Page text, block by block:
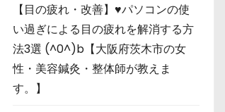
【目の疲れ・改善】♥パソコンの使
い過ぎによる目の疲れを解消する方
法3選 (^0^)b【大阪府茨木市の女
性・美容鍼灸・整体師が教えま
す。】